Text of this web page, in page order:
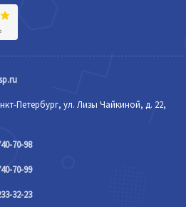
Петербург, ул. Лизы Чайкиной, д. 22,
70-98
70-99
32-23